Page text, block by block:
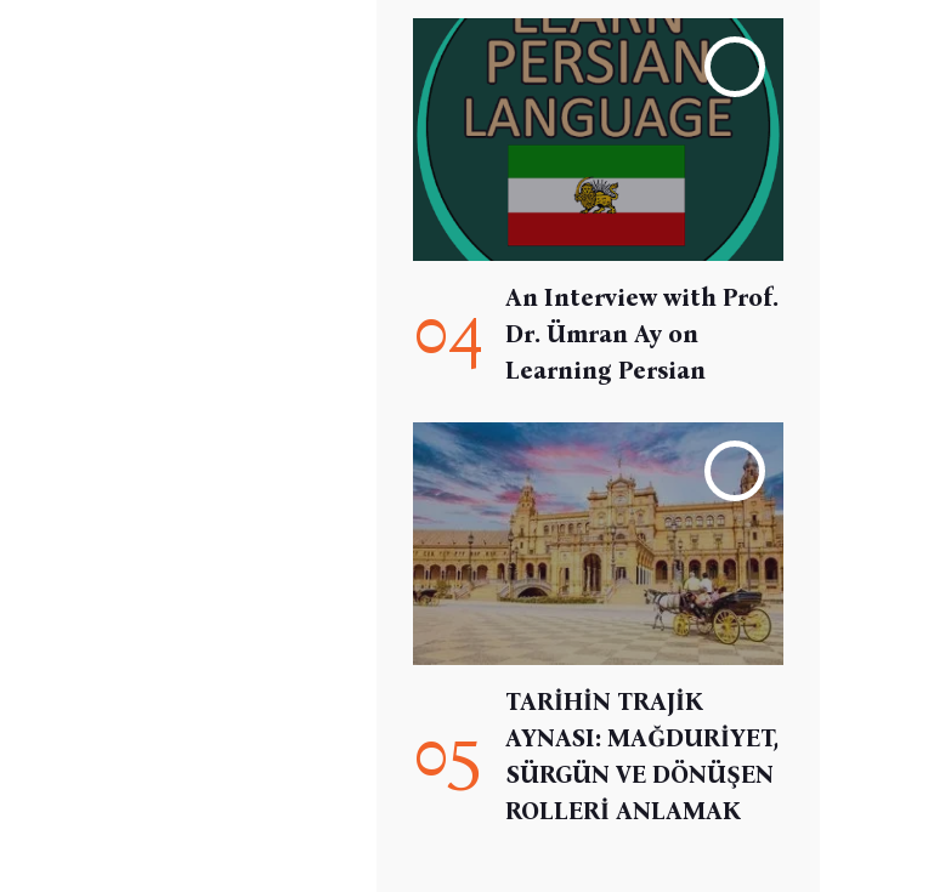
04
An Interview with Prof.
Dr. Ümran Ay on
Learning Persian
05
TARİHİN TRAJİK
AYNASI: MAĞDURİYET,
SÜRGÜN VE DÖNÜŞEN
ROLLERİ ANLAMAK